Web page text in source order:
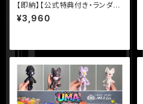
【即納】【公式特典付き・ランダム
単品】【UMA】シリーズ 1/12 BJ
D ブラインドドール UFdoll
¥3,960